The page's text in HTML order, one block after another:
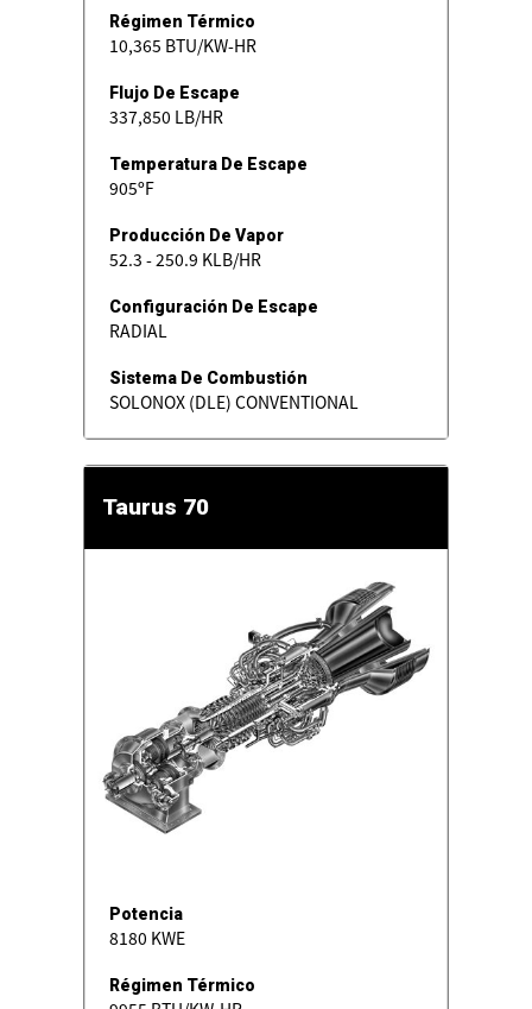
Régimen Térmico
10,365 BTU/KW-HR
Flujo De Escape
337,850 LB/HR
Temperatura De Escape
905ºF
Producción De Vapor
52.3 - 250.9 KLB/HR
Configuración De Escape
RADIAL
Sistema De Combustión
SOLONOX (DLE) CONVENTIONAL
Taurus 70
Potencia
8180 KWE
Régimen Térmico